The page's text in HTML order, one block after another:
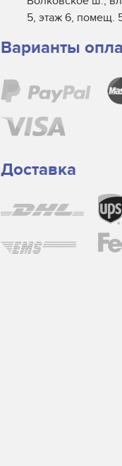
5, этаж 6, помещ.
Варианты
Доставка